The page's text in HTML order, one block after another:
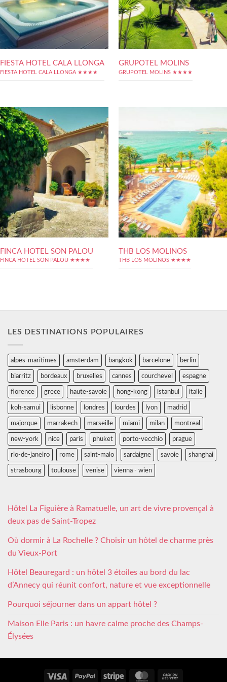
FIESTA HOTEL CALA LLONGA
FIESTA HOTEL CALA LLONGA ★★★★
GRUPOTEL MOLINS
GRUPOTEL MOLINS ★★★★
FINCA HOTEL SON PALOU
FINCA HOTEL SON PALOU ★★★★
THB LOS MOLINOS
THB LOS MOLINOS ★★★★
LES DESTINATIONS POPULAIRES
alpes-maritimes amsterdam bangkok barcelone berlin
biarritz bordeaux bruxelles cannes courchevel espagne
florence grece haute-savoie hong-kong istanbul italie
koh-samui lisbonne londres lourdes lyon madrid
majorque marrakech marseille miami milan montreal
new-york nice paris phuket porto-vecchio prague
rio-de-janeiro rome saint-malo sardaigne savoie shanghai
strasbourg toulouse venise vienna - wien
Hôtel La Figuière à Ramatuelle, un art de vivre provençal à
deux pas de Saint-Tropez
Où dormir à La Rochelle ? Choisir un hôtel de charme près
du Vieux-Port
Hôtel Beauregard : un hôtel 3 étoiles au bord du lac
d’Annecy qui réunit confort, nature et vue exceptionnelle
Pourquoi séjourner dans un appart hôtel ?
Maison Elle Paris : un havre calme proche des Champs-
Élysées
Visa PayPal Stripe MasterCard